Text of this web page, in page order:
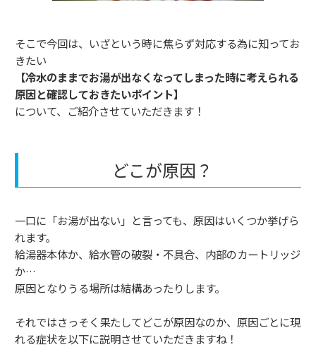
そこで今回は、いざという時に焦らず対応する為に知ってお
きたい
【冷水のままでお湯が出なくなってしまった時に考えられる
原因と確認しておきたいポイント】
について、ご紹介させていただきます！
どこが原因？
一口に「お湯が出ない」と言っても、原因はいくつか挙げら
れます。
給湯器本体か、給水管の破裂・不具合、内部のカートリッジ
か…
原因となりうる場所は結構あったりします。
それではさっそく果たしてどこが原因なのか、原因ごとに現
れる症状を以下に説明させていただきますね！